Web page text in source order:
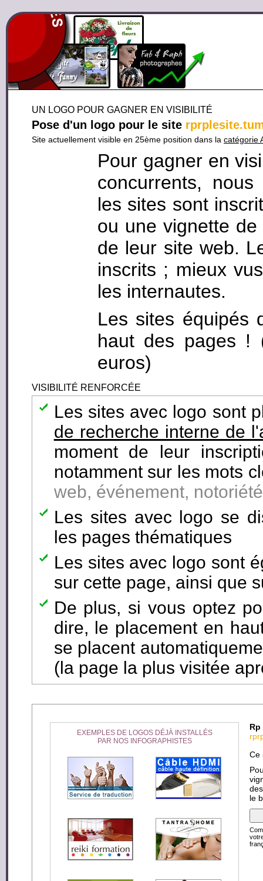
UN LOGO POUR GAGNER EN VISIBILITÉ
Pose d'un logo pour le site
Site actuellement visible en 25ème position dans la catégorie
Pour gagner en
concurrents,
les sites sont
ou une vignette
de leur site web.
inscrits ; mieux
les internautes.
Les sites équipés
haut des pages !
euros)
VISIBILITÉ RENFORCÉE
Les sites avec logo sont
de recherche interne de
moment de leur
notamment sur les mots
web, événement,
Les sites avec logo se
les pages thématiques
Les sites avec logo sont
sur cette page, ainsi que
De plus, si vous optez
dire, le placement en
se placent
(la page la plus visitée
EXEMPLES DE LOGOS DÉJÀ INSTALLÉS
PAR NOS INFOGRAPHISTES
Ce
le